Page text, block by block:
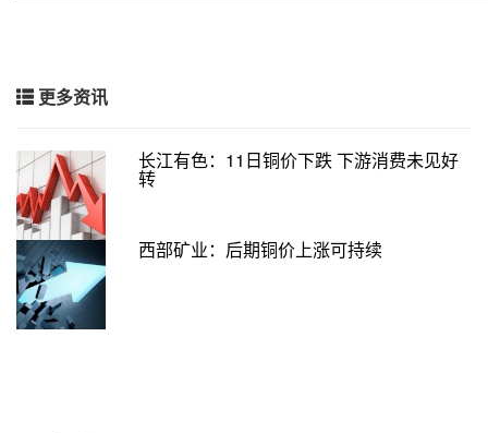
更多资讯
长江有色：11日铜价下跌 下游消费未见好
转
西部矿业：后期铜价上涨可持续